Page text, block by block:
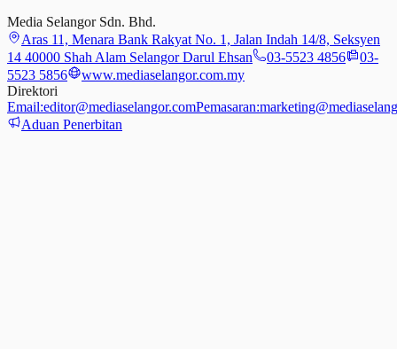
Media Selangor Sdn. Bhd.
Aras 11, Menara Bank Rakyat No. 1, Jalan Indah 14/8, Seksyen
14 40000 Shah Alam Selangor Darul Ehsan
03-5523 4856
03-
5523 5856
www.mediaselangor.com.my
Direktori
Email:editor@mediaselangor.comPemasaran:
Aduan Penerbitan